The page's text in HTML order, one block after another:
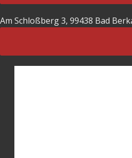
Am Schloßberg 3, 99438 Bad